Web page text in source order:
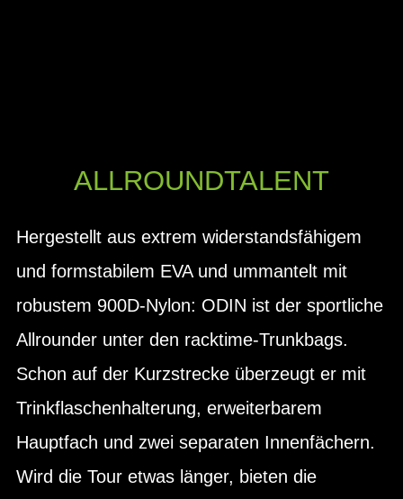
ALLROUNDTALENT
Hergestellt aus extrem widerstandsfähigem
und formstabilem EVA und ummantelt mit
robustem 900D-Nylon: ODIN ist der sportliche
Allrounder unter den racktime-Trunkbags.
Schon auf der Kurzstrecke überzeugt er mit
Trinkflaschenhalterung, erweiterbarem
Hauptfach und zwei separaten Innenfächern.
Wird die Tour etwas länger, bieten die